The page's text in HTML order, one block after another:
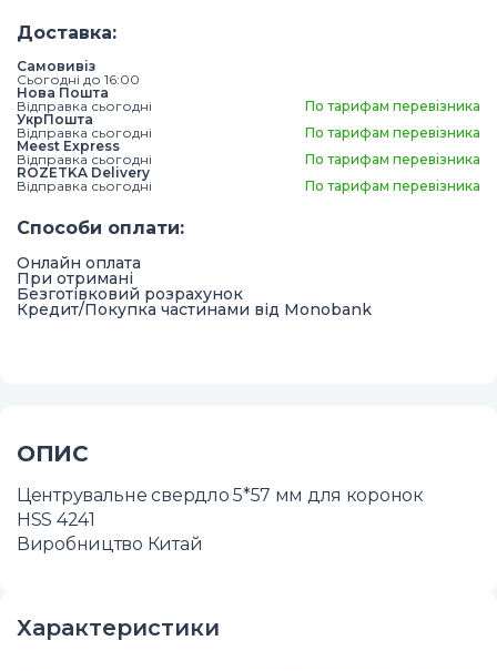
Доставка:
Самовивіз
Сьогодні до 16:00
Нова Пошта
Відправка сьогодні
По тарифам перевізника
УкрПошта
Відправка сьогодні
По тарифам перевізника
Meest Express
Відправка сьогодні
По тарифам перевізника
ROZETKA Delivery
Відправка сьогодні
По тарифам перевізника
Способи оплати:
Онлайн оплата
При отримані
Безготівковий розрахунок
Кредит/Покупка частинами від Monobank
ОПИС
Центрувальне свердло 5*57 мм для коронок
HSS 4241
Виробництво Китай
Характеристики